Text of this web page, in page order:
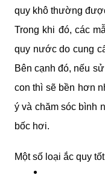
quy khô thường
Trong khi đó, các
quy nước do cung
Bên cạnh đó, nếu
con thì sẽ bền hơn
ý và chăm sóc bình
bốc hơi.
Một số loại ắc quy